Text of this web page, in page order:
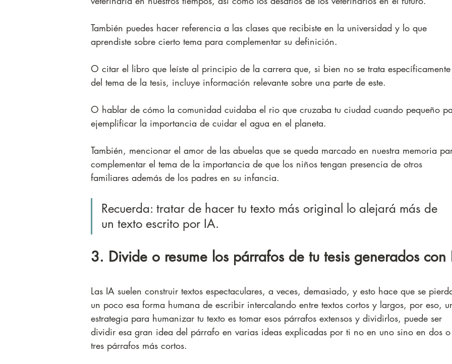
También puedes hacer referencia a las clases que recibiste en la universidad y lo que
aprendiste sobre cierto tema para complementar su definición.
O citar el libro que leíste al principio de la carrera que, si bien no se trata específicamente
del tema de la tesis, incluye información relevante sobre una parte de este.
O hablar de cómo la comunidad cuidaba el rio que cruzaba tu ciudad cuando pequeño
ejemplificar la importancia de cuidar el agua en el planeta.
También, mencionar el amor de las abuelas que se queda marcado en nuestra memoria
complementar el tema de la importancia de que los niños tengan presencia de otros
familiares además de los padres en su infancia.
Recuerda: tratar de hacer tu texto más original lo alejará más de
un texto escrito por IA.
3. Divide o resume los párrafos de tu tesis generados con
Las IA suelen construir textos espectaculares, a veces, demasiado, y esto hace que se
un poco esa forma humana de escribir intercalando entre textos cortos y largos, por eso,
estrategia para humanizar tu texto es tomar esos párrafos extensos y dividirlos, puede ser
dividir esa gran idea del párrafo en varias ideas explicadas por ti no en uno sino en dos o
tres párrafos más cortos.